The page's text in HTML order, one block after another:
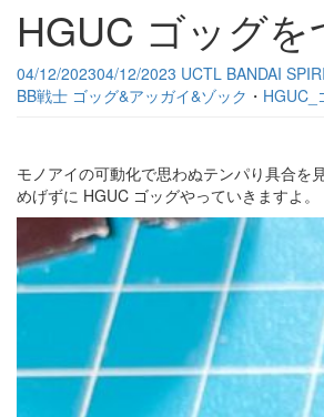
HGUC ゴッグを
04/12/202304/12/2023 UCTL BANDAI
BB戦士 ゴッグ&アッガイ&ゾック ・ HGUC_
モノアイの可動化で思わぬテンパり具合を
めげずに HGUC ゴッグやっていきますよ。